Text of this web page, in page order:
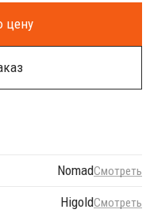
цену
NomadСмотреть
HigoldСмотреть